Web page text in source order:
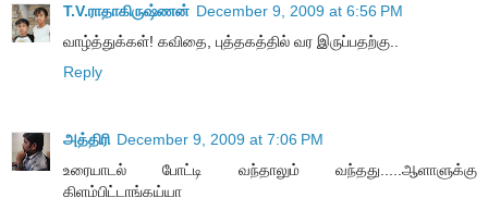
T.V.ராதாகிருஷ்ணன் December 9, 2009 at 6:56 PM
வாழ்த்துக்கள்! கவிதை, புத்தகத்தில் வர இருப்பதற்கு..
Reply
அத்திரி December 9, 2009 at 7:06 PM
உரையாடல் போட்டி வந்தாலும் வந்தது.....ஆளாளுக்கு
கிளம்பிட்டாங்கய்யா